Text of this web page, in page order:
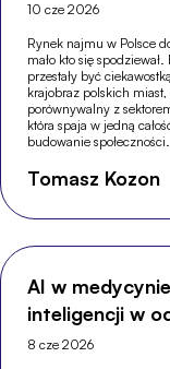
10 cze 2026
Rynek najmu w Polsce
mało kto się
przestały być
krajobraz polskich
porównywalny z
która spaja w jedną
budowanie społeczności.
Tomasz Kozon
AI w
inteligencji w
8 cze 2026